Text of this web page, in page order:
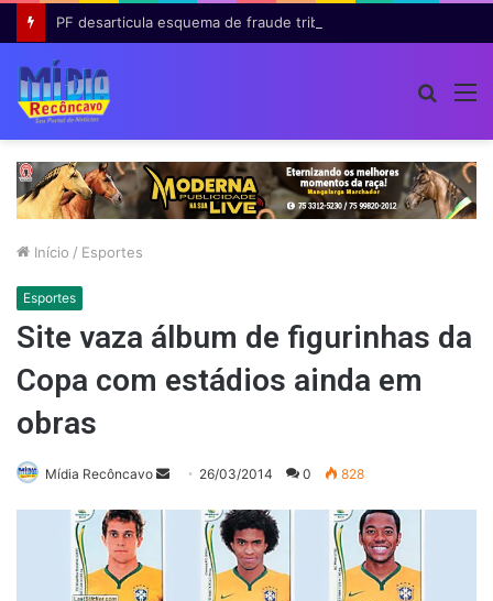
Início / Esportes
Esportes
Site vaza álbum de figurinhas da
Copa com estádios ainda em
obras
Mídia Recôncavo
Mande26/03/2014 0 828